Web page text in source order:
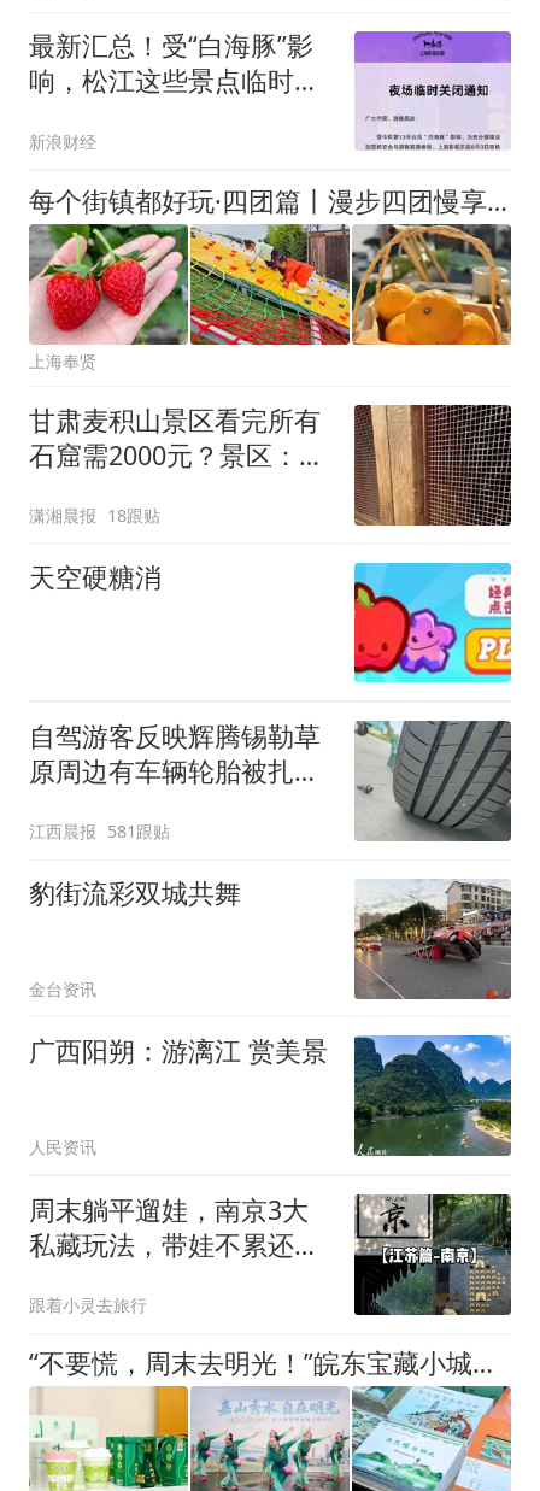
最新汇总！受“白海豚”影
响，松江这些景点临时闭
新浪财经
每个街镇都好玩·四团篇丨漫步四团慢享时光！超实用游玩攻略轻松打卡
上海奉贤
甘肃麦积山景区看完所有
石窟需2000元？景区：部
可按需买
潇湘晨报 18跟贴
天空硬糖消
自驾游客反映辉腾锡勒草
原周边有车辆轮胎被扎，
元，官方发布情况通报
江西晨报 581跟贴
豹街流彩双城共舞
金台资讯
广西阳朔：游漓江 赏美景
人民资讯
周末躺平遛娃，南京3大
私藏玩法，带娃不累还长
跟着小灵去旅行
“不要慌，周末去明光！”皖东宝藏小城魅力闪耀黄浦江畔